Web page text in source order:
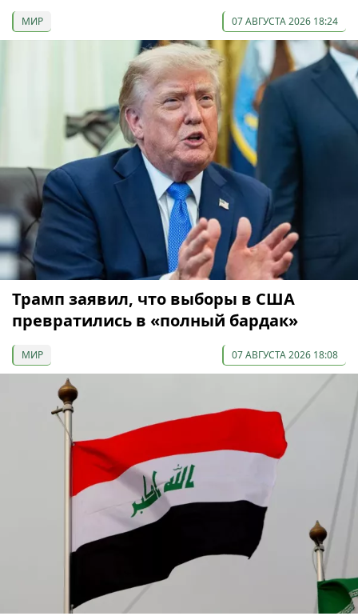
МИР 07 АВГУСТА 2026 18:24
Трамп заявил, что выборы в США
превратились в «полный бардак»
МИР 07 АВГУСТА 2026 18:08